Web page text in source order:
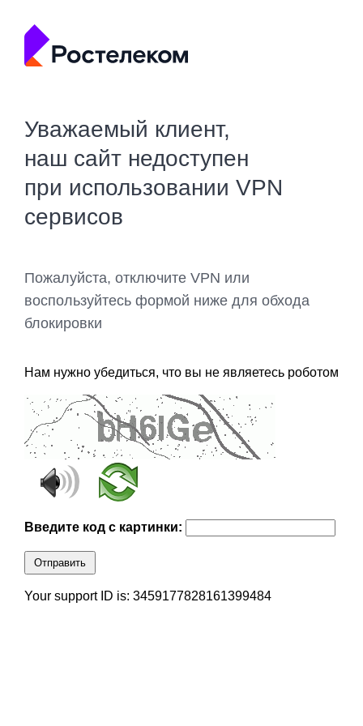
Уважаемый клиент,
наш сайт недоступен
при использовании VPN
сервисов
Пожалуйста, отключите VPN или
воспользуйтесь формой ниже для обхода
блокировки
Нам нужно убедиться, что вы не являетесь роботом
Введите код с картинки:
Отправить
Your support ID is: 3459177828161399484